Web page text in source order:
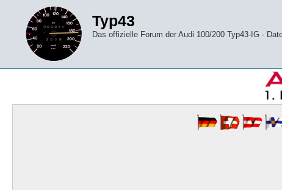
Typ43
Das offizielle Forum der Audi 100/200 Typ43-IG -